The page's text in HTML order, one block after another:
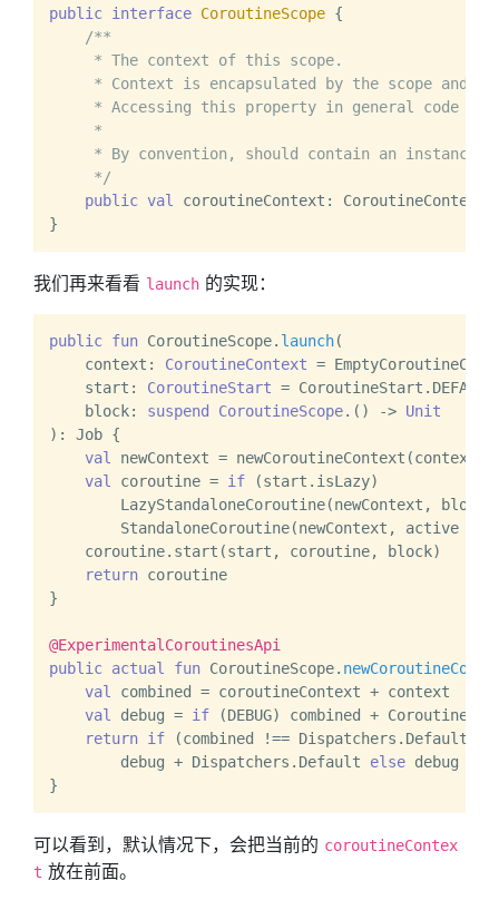
public interface CoroutineScope {
/**
     * The context of this scope.
* Context is encapsulated by the scope and
* Accessing this property in general code is
     *
* By convention, should contain an instance
     */
public val
coroutineContext: CoroutineContext
我们再来看看 launch 的实现：
public fun CoroutineScope. launch(
    context:
CoroutineContext =
    start:
CoroutineStart =
    block:
suspend CoroutineScope.() -> Unit
) : Job {
val
newContext = newCoroutineContext(context)
val
coroutine = if (start.isLazy)
LazyStandaloneCoroutine(newContext,
        StandaloneCoroutine(newContext, active =
    coroutine.start(start, coroutine, block)
return coroutine
}
@ExperimentalCoroutinesApi
public actual fun CoroutineScope.
val
combined = coroutineContext + context
val
debug = if (DEBUG) combined +
return if (combined !== Dispatchers.Default
        debug + Dispatchers.Default
else debug
可以看到，默认情况下，会把当前的 coroutineContex
t 放在前面。